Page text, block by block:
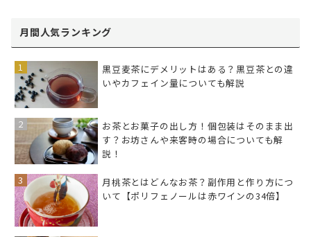
月間人気ランキング
黒豆麦茶にデメリットはある？黒豆茶との違
いやカフェイン量についても解説
お茶とお菓子の出し方！個包装はそのまま出
す？お坊さんや来客時の場合についても解
説！
月桃茶とはどんなお茶？副作用と作り方につ
いて【ポリフェノールは赤ワインの34倍】